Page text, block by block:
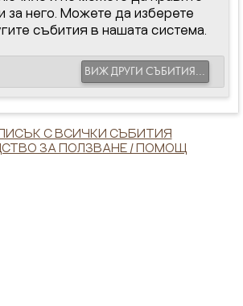
за него. Можете да изберете
събития в нашата система.
ВИЖ ДРУГИ СЪБИТИЯ...
С ВСИЧКИ СЪБИТИЯ
ЗА ПОЛЗВАНЕ / ПОМОЩ